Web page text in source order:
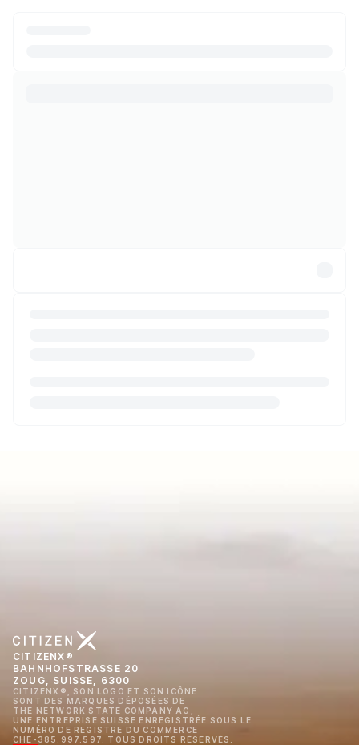
CITIZENX®
BAHNHOFSTRASSE 20
ZOUG, SUISSE, 6300
CITIZENX®, SON LOGO ET SON ICÔNE
SONT DES MARQUES DÉPOSÉES DE
THE NETWORK STATE COMPANY AG,
UNE ENTREPRISE SUISSE ENREGISTRÉE SOUS LE
NUMÉRO DE REGISTRE DU COMMERCE
CHE-385.997.597. TOUS DROITS RÉSERVÉS.